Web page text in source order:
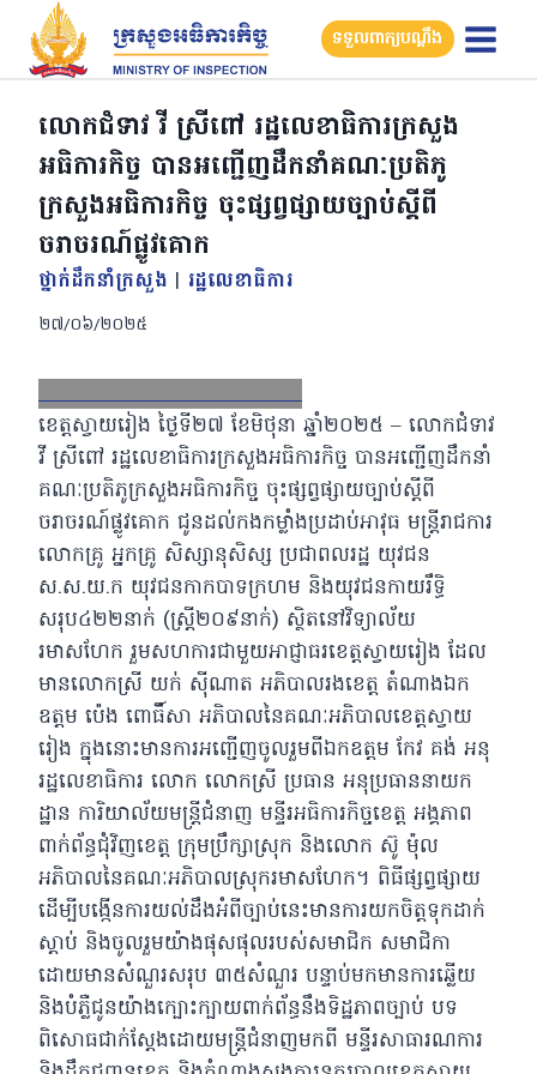
Skip
content
ទទួលពាក្យបណ្តឹង
លោកជំទាវ វី ស្រីពៅ រដ្ឋលេខាធិការក្រសួង
អធិការកិច្ច បានអញ្ជើញដឹកនាំគណៈប្រតិភូ
ក្រសួងអធិការកិច្ច ចុះផ្សព្វផ្សាយច្បាប់ស្តីពី
ចរាចរណ៍ផ្លូវគោក
ថ្នាក់ដឹកនាំក្រសួង | រដ្ឋលេខាធិការ
២៧/០៦/២០២៥
FacebookXEmailLinkedIn
ខេត្តស្វាយរៀង ថ្ងៃទី២៧ ខែមិថុនា ឆ្នាំ២០២៥ – លោកជំទាវ
វី ស្រីពៅ រដ្ឋលេខាធិការក្រសួងអធិការកិច្ច បានអញ្ជើញដឹកនាំ
គណៈប្រតិភូក្រសួងអធិការកិច្ច ចុះផ្សព្វផ្សាយច្បាប់ស្តីពី
ចរាចរណ៍ផ្លូវគោក ជូនដល់កងកម្លាំងប្រដាប់អាវុធ មន្រ្តីរាជការ
លោកគ្រូ អ្នកគ្រូ សិស្សានុសិស្ស ប្រជាពលរដ្ឋ យុវជន
ស.ស.យ.ក យុវជនកាកបាទក្រហម និងយុវជនកាយរឹទ្ធិ
សរុប៤២២នាក់ (ស្ដ្រី២០៩នាក់) ស្ថិតនៅវិទ្យាល័យ
រមាសហែក រួមសហការជាមួយអាជ្ញាធរខេត្តស្វាយរៀង ដែល
មានលោកស្រី យក់ សុីណាត អភិបាលរងខេត្ត តំណាងឯក
ឧត្តម ប៉េង ពោធិ៍សា អភិបាលនៃគណៈអភិបាលខេត្តស្វាយ
រៀង ក្នុងនោះមានការអញ្ជើញចូលរួមពីឯកឧត្តម កែវ គង់ អនុ
រដ្ឋលេខាធិការ លោក លោកស្រី ប្រធាន អនុប្រធាននាយក
ដ្ឋាន ការិយាល័យមន្ត្រីជំនាញ មន្ទីរអធិការកិច្ចខេត្ត អង្គភាព
ពាក់ព័ន្ធជុំវិញខេត្ត ក្រុមប្រឹក្សាស្រុក និងលោក ស៊ូ ម៉ុល
អភិបាលនៃគណៈអភិបាលស្រុករមាសហែក។ ពិធីផ្សព្វផ្សាយ
ដើម្បីបង្កើនការយល់ដឹងអំពីច្បាប់នេះមានការយកចិត្តទុកដាក់
ស្តាប់ និងចូលរួមយ៉ាងផុសផុលរបស់សមាជិក សមាជិកា
ដោយមានសំណួរសរុប ៣៥សំណួរ បន្ទាប់មកមានការឆ្លើយ
និងបំភ្លឺជូនយ៉ាងក្បោះក្បាយពាក់ព័ន្ធនឹងទិដ្ឋភាពច្បាប់ បទ
ពិសោធជាក់ស្តែងដោយមន្រ្តីជំនាញមកពី មន្ទីរសាធារណការ